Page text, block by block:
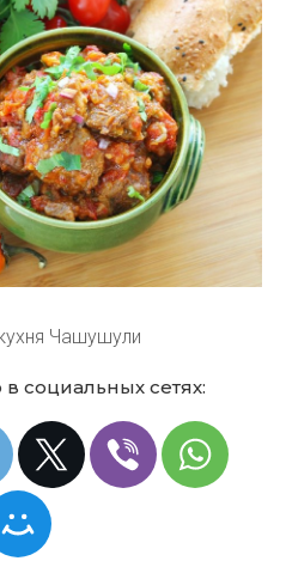
Чашушули
социальных сетях: